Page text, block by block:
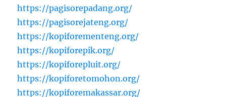
https://pagisorepadang.org/
https://pagisorejateng.org/
https://kopiforementeng.org/
https://kopiforepik.org/
https://kopiforepluit.org/
https://kopiforetomohon.org/
https://kopiforemakassar.org/